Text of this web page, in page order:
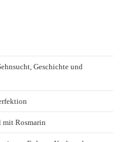
Geschichte und
mit Rosmarin